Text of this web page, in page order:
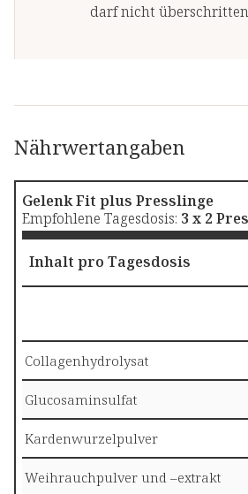
darf nicht
Nährwertangaben
Gelenk Fit plus Presslinge
Empfohlene Tagesdosis: 3 x 2
Inhalt pro Tagesdosis
Collagenhydrolysat
Glucosaminsulfat
Kardenwurzelpulver
Weihrauchpulver und –extrakt